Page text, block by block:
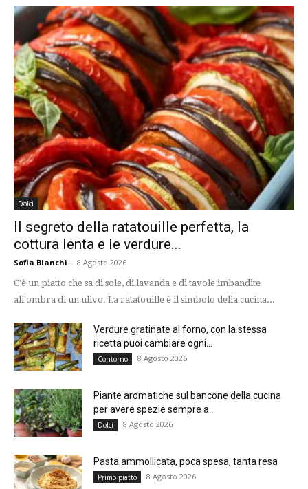
Dolci
Il segreto della ratatouille perfetta, la
cottura lenta e le verdure...
Sofia Bianchi - 8 Agosto 2026
C'è un piatto che sa di sole, di lavanda e di tavole imbandite
all'ombra di un ulivo. La ratatouille è il simbolo della cucina...
Verdure gratinate al forno, con la stessa
ricetta puoi cambiare ogni...
Contorno 8 Agosto 2026
Piante aromatiche sul bancone della cucina
per avere spezie sempre a...
Dolci 8 Agosto 2026
Pasta ammollicata, poca spesa, tanta resa
Primo piatto 8 Agosto 2026